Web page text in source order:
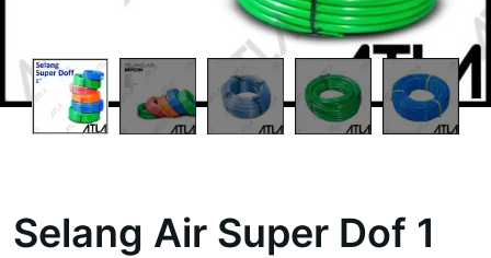
Selang Air Super Dof 1